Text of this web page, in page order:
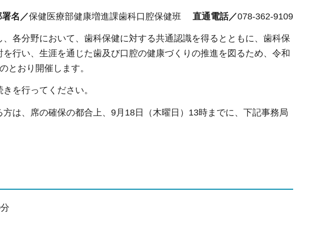
名／保健医療部健康増進課歯科口腔保健班 直通電話／078-362-9109
各分野において、歯科保健に対する共通認識を得るとともに、歯科保
行い、生涯を通じた歯及び口腔の健康づくりの推進を図るため、令和
とおり開催します。
を行ってください。
は、席の確保の都合上、9月18日（木曜日）13時までに、下記事務局